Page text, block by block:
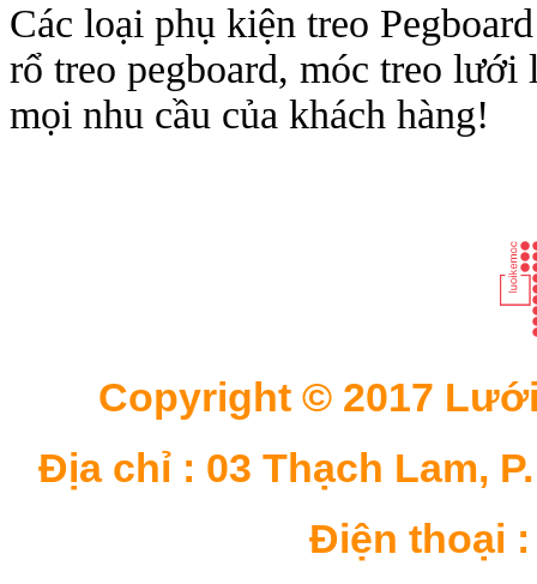
Các loại phụ kiện treo
rổ treo pegboard, móc treo
mọi nhu cầu của khách hàng!
Copyright © 2017
Địa chỉ : 03 Thạch Lam,
Điện thoại :